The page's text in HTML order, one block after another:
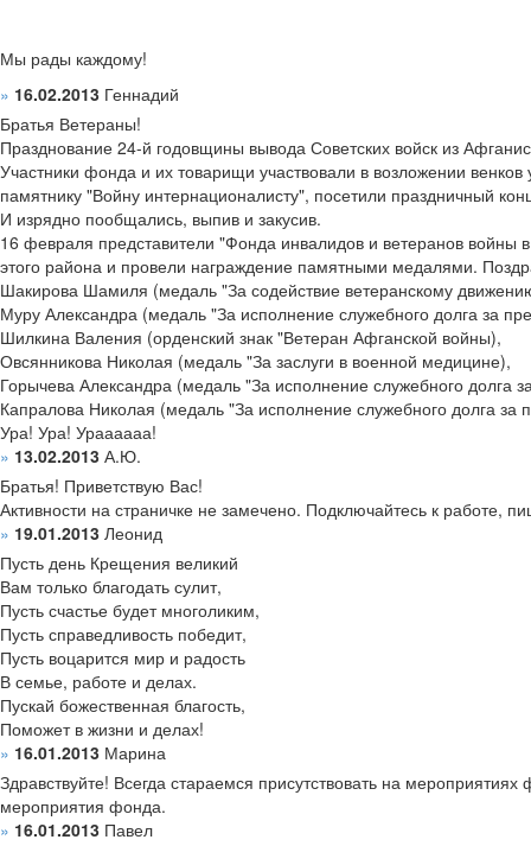
Мы рады каждому!
» 16.02.2013 Геннадий
Братья Ветераны!
Празднование 24-й годовщины вывода Советских войск из
Участники фонда и их товарищи участвовали в возложении
памятнику "Войну интернационалисту", посетили праздничный
И изрядно пообщались, выпив и закусив.
16 февраля представители "Фонда инвалидов и ветеранов войны
этого района и провели награждение памятными медалями.
Шакирова Шамиля (медаль "За содействие ветеранскому
Муру Александра (медаль "За исполнение служебного долга за
Шилкина Валения (орденский знак "Ветеран Афганской войны),
Овсянникова Николая (медаль "За заслуги в военной медицине),
Горычева Александра (медаль "За исполнение служебного долга
Капралова Николая (медаль "За исполнение служебного долга за
Ура! Ура! Ураааааа!
» 13.02.2013 А.Ю.
Братья! Приветствую Вас!
Активности на страничке не замечено. Подключайтесь к работе,
» 19.01.2013 Леонид
Пусть день Крещения великий
Вам только благодать сулит,
Пусть счастье будет многоликим,
Пусть справедливость победит,
Пусть воцарится мир и радость
В семье, работе и делах.
Пускай божественная благость,
Поможет в жизни и делах!
» 16.01.2013 Марина
Здравствуйте! Всегда стараемся присутствовать на
мероприятия фонда.
» 16.01.2013 Павел